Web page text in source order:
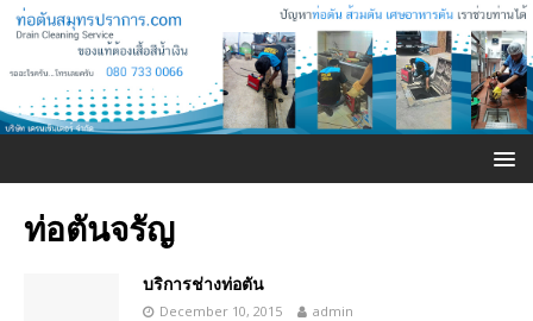
ท่อตันจรัญ
บริการช่างท่อตัน
December 10, 2015 admin